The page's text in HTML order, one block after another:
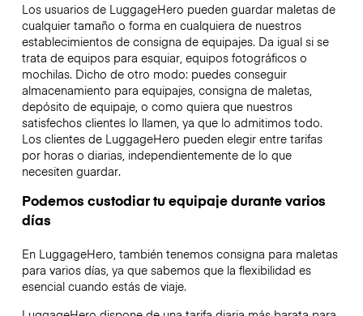
Los usuarios de LuggageHero pueden guardar maletas de
cualquier tamaño o forma en cualquiera de nuestros
establecimientos de consigna de equipajes. Da igual si se
trata de equipos para esquiar, equipos fotográficos o
mochilas. Dicho de otro modo: puedes conseguir
almacenamiento para equipajes, consigna de maletas,
depósito de equipaje, o como quiera que nuestros
satisfechos clientes lo llamen, ya que lo admitimos todo.
Los clientes de LuggageHero pueden elegir entre tarifas
por horas o diarias, independientemente de lo que
necesiten guardar.
Podemos custodiar tu equipaje durante varios
días
En LuggageHero, también tenemos consigna para maletas
para varios días, ya que sabemos que la flexibilidad es
esencial cuando estás de viaje.